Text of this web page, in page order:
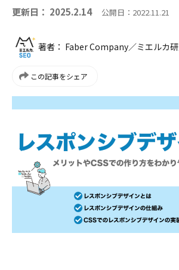
更新日： 2025.2.14 公開日：2022.11.21
著者： Faber Company／ミエルカ
この記事をシェア